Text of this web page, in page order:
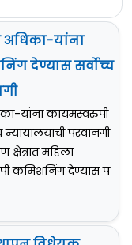
अधिका-यांना
देण्यास सर्वोच्च
यांना कायमस्वरुपी
परवानगी
क्षेत्रात महिला
कमिशनिंग देण्यास प